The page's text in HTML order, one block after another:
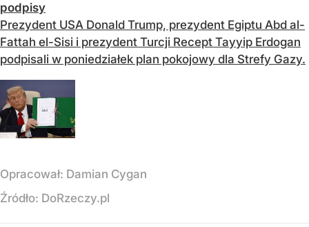
podpisy
Prezydent USA Donald Trump, prezydent Egiptu Abd al-
Fattah el-Sisi i prezydent Turcji Recept Tayyip Erdogan
podpisali w poniedziałek plan pokojowy dla Strefy Gazy.
Opracował: Damian Cygan
Źródło: DoRzeczy.pl